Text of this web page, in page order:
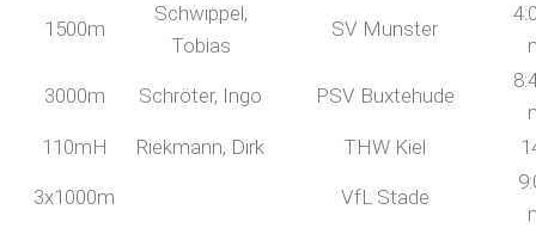
1500m
Schwippel,
Tobias
SV Munster
3000m Schröter, Ingo PSV Buxtehude
110mH
Riekmann, Dirk THW Kiel
3x1000m VfL Stade